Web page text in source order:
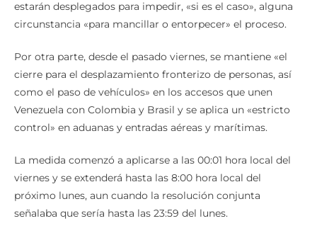
estarán desplegados para impedir, «si es el caso», alguna
circunstancia «para mancillar o entorpecer» el proceso.
Por otra parte, desde el pasado viernes, se mantiene «el
cierre para el desplazamiento fronterizo de personas, así
como el paso de vehículos» en los accesos que unen
Venezuela con Colombia y Brasil y se aplica un «estricto
control» en aduanas y entradas aéreas y marítimas.
La medida comenzó a aplicarse a las 00:01 hora local del
viernes y se extenderá hasta las 8:00 hora local del
próximo lunes, aun cuando la resolución conjunta
señalaba que sería hasta las 23:59 del lunes.